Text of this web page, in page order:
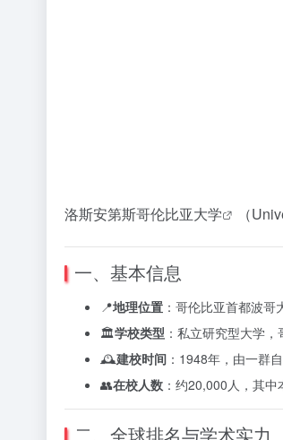
洛斯安第斯哥伦比亚大学 （
一、基本信息
📍地理位置 ：哥伦比亚首都波
🏛️学校类型 ：私立研究型大学
🕰️建校时间 ：1948年，由一群
👥在校人数 ：约20,000人，其中
二、全球排名与学术实力